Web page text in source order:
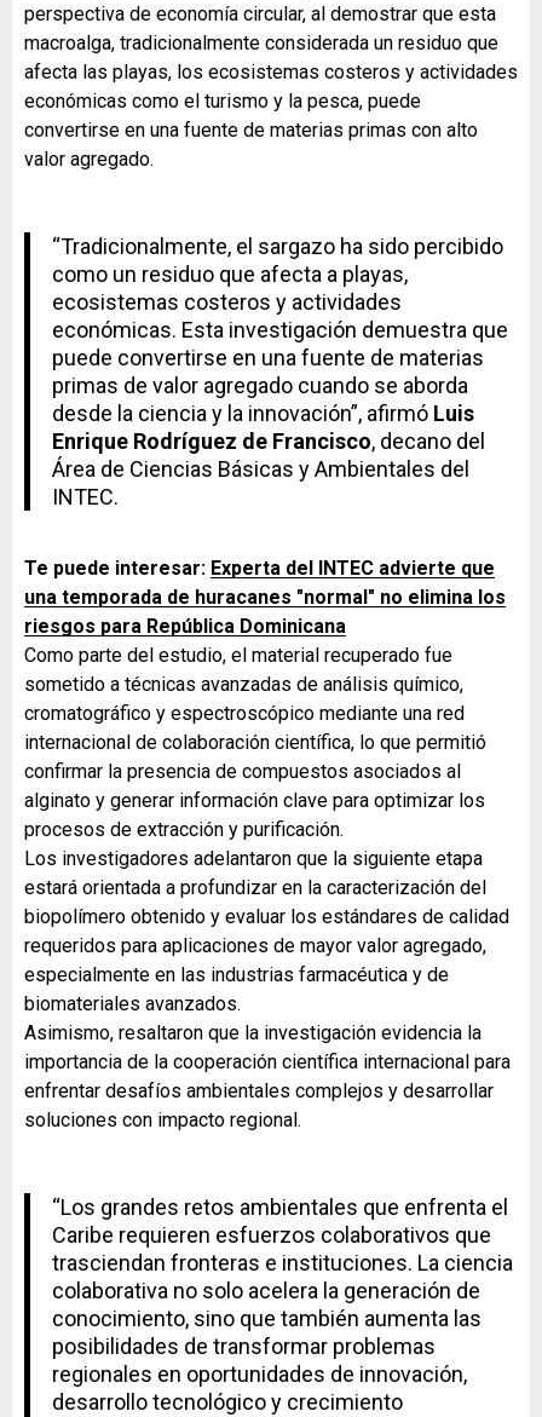
perspectiva de economía circular, al demostrar que esta
macroalga, tradicionalmente considerada un residuo que
afecta las playas, los ecosistemas costeros y actividades
económicas como el turismo y la pesca, puede
convertirse en una fuente de materias primas con alto
valor agregado.
“Tradicionalmente, el sargazo ha sido percibido
como un residuo que afecta a playas,
ecosistemas costeros y actividades
económicas. Esta investigación demuestra que
puede convertirse en una fuente de materias
primas de valor agregado cuando se aborda
desde la ciencia y la innovación”, afirmó Luis
Enrique Rodríguez de Francisco, decano del
Área de Ciencias Básicas y Ambientales del
INTEC.
Te puede interesar: Experta del INTEC advierte que
una temporada de huracanes "normal" no elimina los
riesgos para República Dominicana
Como parte del estudio, el material recuperado fue
sometido a técnicas avanzadas de análisis químico,
cromatográfico y espectroscópico mediante una red
internacional de colaboración científica, lo que permitió
confirmar la presencia de compuestos asociados al
alginato y generar información clave para optimizar los
procesos de extracción y purificación.
Los investigadores adelantaron que la siguiente etapa
estará orientada a profundizar en la caracterización del
biopolímero obtenido y evaluar los estándares de calidad
requeridos para aplicaciones de mayor valor agregado,
especialmente en las industrias farmacéutica y de
biomateriales avanzados.
Asimismo, resaltaron que la investigación evidencia la
importancia de la cooperación científica internacional para
enfrentar desafíos ambientales complejos y desarrollar
soluciones con impacto regional.
“Los grandes retos ambientales que enfrenta el
Caribe requieren esfuerzos colaborativos que
trasciendan fronteras e instituciones. La ciencia
colaborativa no solo acelera la generación de
conocimiento, sino que también aumenta las
posibilidades de transformar problemas
regionales en oportunidades de innovación,
desarrollo tecnológico y crecimiento